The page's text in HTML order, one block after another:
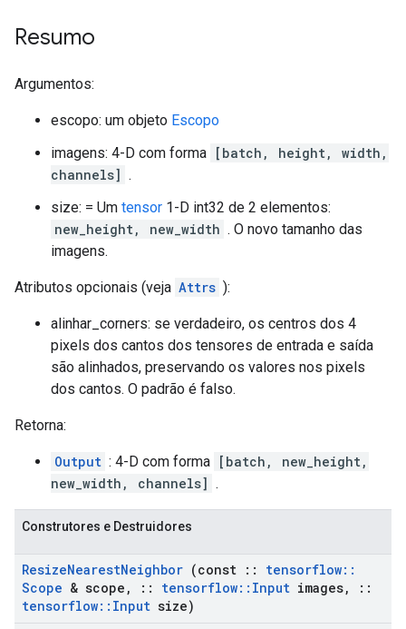
Resumo
Argumentos:
escopo: um objeto Escopo
imagens: 4-D com forma [batch, height, width,
channels] .
size: = Um tensor 1-D int32 de 2 elementos:
new_height, new_width . O novo tamanho das
imagens.
Atributos opcionais (veja Attrs ):
alinhar_corners: se verdadeiro, os centros dos 4
pixels dos cantos dos tensores de entrada e saída
são alinhados, preservando os valores nos pixels
dos cantos. O padrão é falso.
Retorna:
Output : 4-D com forma [batch, new_height,
new_width, channels] .
Construtores e Destruidores
ResizeNearestNeighbor (const :: tensorflow::
Scope & scope , :: tensorflow:: Input images,
::
tensorflow:: Input size)